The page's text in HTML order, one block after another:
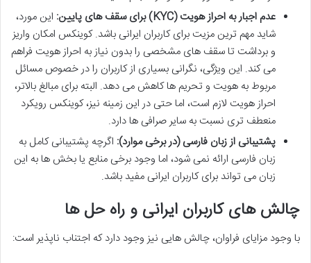
عدم اجبار به احراز هویت (KYC) برای سقف های پایین:
این مورد،
شاید مهم ترین مزیت برای کاربران ایرانی باشد. کوینکس امکان واریز
و برداشت تا سقف های مشخصی را بدون نیاز به احراز هویت فراهم
می کند. این ویژگی، نگرانی بسیاری از کاربران را در خصوص مسائل
مربوط به هویت و تحریم ها کاهش می دهد. البته برای مبالغ بالاتر،
احراز هویت لازم است، اما حتی در این زمینه نیز، کوینکس رویکرد
منعطف تری نسبت به سایر صرافی ها دارد.
پشتیبانی از زبان فارسی (در برخی موارد): اگرچه پشتیبانی کامل به
زبان فارسی ارائه نمی شود، اما وجود برخی منابع یا بخش ها به این
زبان می تواند برای کاربران ایرانی مفید باشد.
چالش های کاربران ایرانی و راه حل ها
با وجود مزایای فراوان، چالش هایی نیز وجود دارد که اجتناب ناپذیر است: